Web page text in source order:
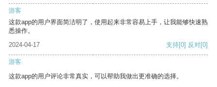
游客
这款app的用户界面简洁明了，使用起来非常容易上手，让我能够快速熟
悉操作。
2024-04-17
支持[0] 反对[0]
游客
这款app的用户评论非常真实，可以帮助我做出更准确的选择。